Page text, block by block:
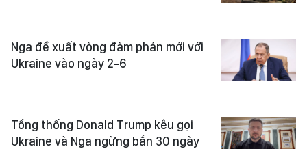
Nga đề xuất vòng đàm phán mới với
Ukraine vào ngày 2-6
Tổng thống Donald Trump kêu gọi
Ukraine và Nga ngừng bắn 30 ngày